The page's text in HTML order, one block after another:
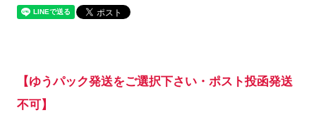
【ゆうパック発送をご選択下さい・ポスト投函発送
不可】